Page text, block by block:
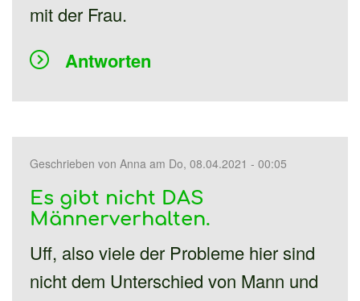
mit der Frau.
Antworten
Geschrieben von Anna am Do, 08.04.2021 - 00:05
Es gibt nicht DAS
Männerverhalten.
Uff, also viele der Probleme hier sind
nicht dem Unterschied von Mann und